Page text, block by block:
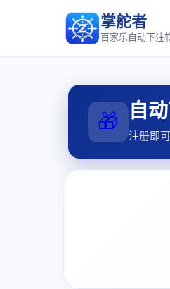
掌舵者
百家乐自动下注
🎁 自
注册即